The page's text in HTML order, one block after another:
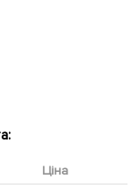
Ціна